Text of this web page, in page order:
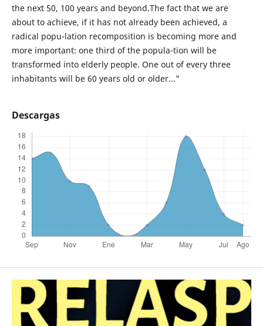
the next 50, 100 years and beyond.The fact that we are
about to achieve, if it has not already been achieved, a
radical popu-lation recomposition is becoming more and
more important: one third of the popula-tion will be
transformed into elderly people. One out of every three
inhabitants will be 60 years old or older..."
Descargas